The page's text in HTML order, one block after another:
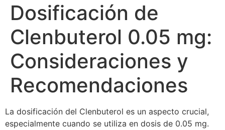
Dosificación de
Clenbuterol 0.05 mg:
Consideraciones y
Recomendaciones
La dosificación del Clenbuterol es un aspecto crucial,
especialmente cuando se utiliza en dosis de 0.05 mg.